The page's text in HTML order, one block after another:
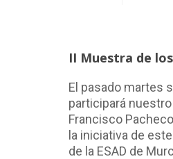
II Muestra de
El pasado martes
participará
Francisco
la iniciativa de
de la ESAD de